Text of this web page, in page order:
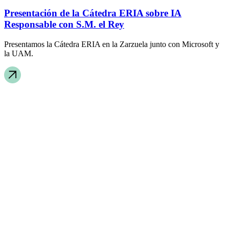
Presentación de la Cátedra ERIA sobre IA
Responsable con S.M. el Rey
Presentamos la Cátedra ERIA en la Zarzuela junto con Microsoft y
la UAM.